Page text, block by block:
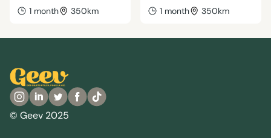
1 month 350km 1 month 350km
© Geev 2025